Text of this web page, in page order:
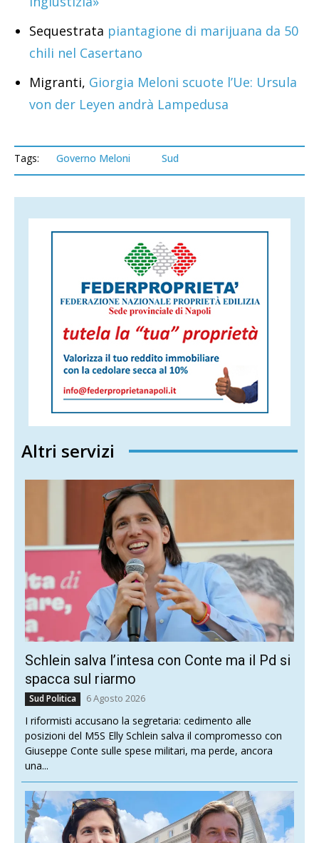
Sequestrata piantagione di marijuana da 50
chili nel Casertano
Migranti, Giorgia Meloni scuote l’Ue: Ursula
von der Leyen andrà Lampedusa
Tags: Governo Meloni Sud
Altri servizi
Schlein salva l’intesa con Conte ma il Pd si
spacca sul riarmo
Sud Politica 6 Agosto 2026
I riformisti accusano la segretaria: cedimento alle
posizioni del M5S Elly Schlein salva il compromesso con
Giuseppe Conte sulle spese militari, ma perde, ancora
una...